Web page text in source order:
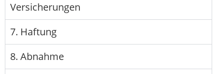
Versicherungen
7. Haftung
8. Abnahme